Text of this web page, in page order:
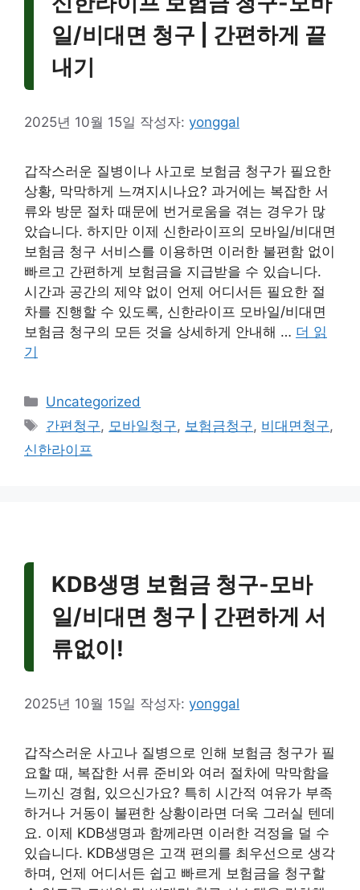
일/비대면 청구 | 간편하게 끝
내기
2025년 10월 15일 작성자: yonggal
갑작스러운 질병이나 사고로 보험금 청구가 필요한
상황, 막막하게 느껴지시나요? 과거에는 복잡한 서
류와 방문 절차 때문에 번거로움을 겪는 경우가 많
았습니다. 하지만 이제 신한라이프의 모바일/비대면
보험금 청구 서비스를 이용하면 이러한 불편함 없이
빠르고 간편하게 보험금을 지급받을 수 있습니다.
시간과 공간의 제약 없이 언제 어디서든 필요한 절
차를 진행할 수 있도록, 신한라이프 모바일/비대면
보험금 청구의 모든 것을 상세하게 안내해 … 더 읽
기
카
테
리
Uncategorized
태
그
간편청구, 모바일청구, 보험금청구, 비대면청구,
신한라이프
KDB생명 보험금 청구-모바
일/비대면 청구 | 간편하게 서
류없이!
2025년 10월 15일 작성자: yonggal
갑작스러운 사고나 질병으로 인해 보험금 청구가 필
요할 때, 복잡한 서류 준비와 여러 절차에 막막함을
느끼신 경험, 있으신가요? 특히 시간적 여유가 부족
하거나 거동이 불편한 상황이라면 더욱 그러실 텐데
요. 이제 KDB생명과 함께라면 이러한 걱정을 덜 수
있습니다. KDB생명은 고객 편의를 최우선으로 생각
하며, 언제 어디서든 쉽고 빠르게 보험금을 청구할